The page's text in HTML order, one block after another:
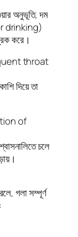
অনুভূতি, দম
drinking)
করে।
throat
দিয়ে তা
of
চলে
গলা সম্পূর্ণ